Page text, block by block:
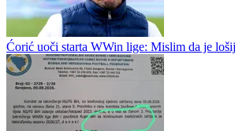
Sarajevo u Vrapčićima, Sloga na Pecari